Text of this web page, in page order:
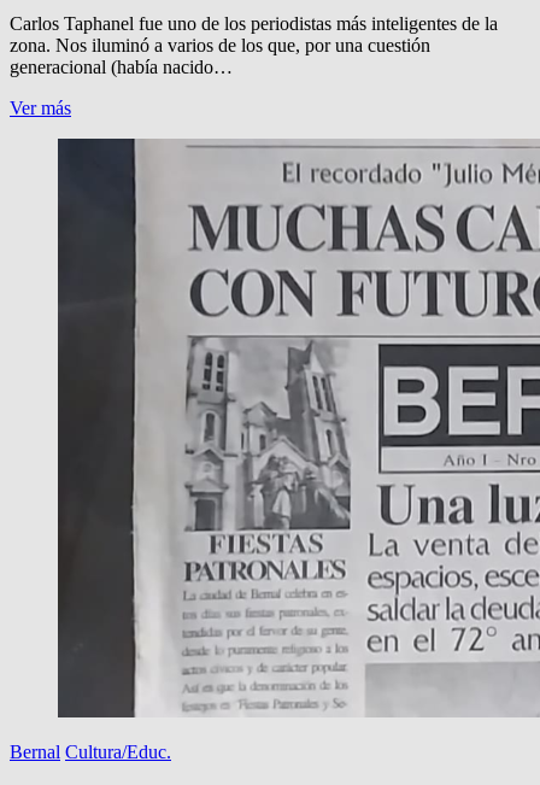
Messenger
Carlos Taphanel fue uno de los periodistas más inteligentes de la
zona. Nos iluminó a varios de los que, por una cuestión
generacional (había nacido…
Ver más¡CHAU,
Bernal Cultura/Educ.